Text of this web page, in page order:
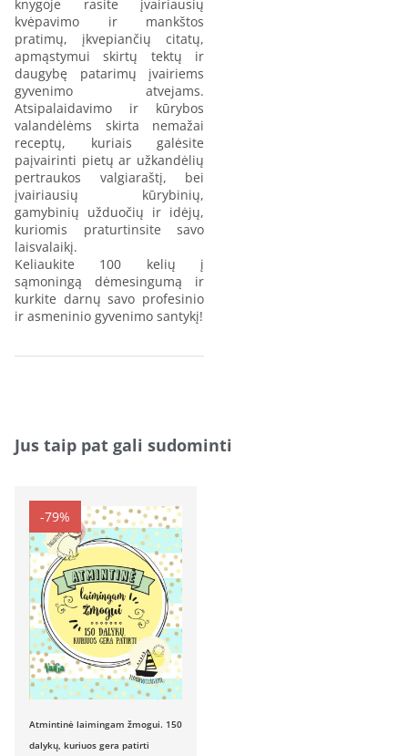
knygoje rasite įvairiausių
kvėpavimo ir mankštos
pratimų, įkvepiančių citatų,
apmąstymui skirtų tektų ir
daugybę patarimų įvairiems
gyvenimo atvejams.
Atsipalaidavimo ir kūrybos
valandėlėms skirta nemažai
receptų, kuriais galėsite
paįvairinti pietų ar užkandėlių
pertraukos valgiaraštį, bei
įvairiausių kūrybinių,
gamybinių užduočių ir idėjų,
kuriomis praturtinsite savo
laisvalaikį.
Keliaukite 100 kelių į
sąmoningą dėmesingumą ir
kurkite darnų savo profesinio
ir asmeninio gyvenimo santykį!
Jus taip pat gali sudominti
-79%
Atmintinė laimingam žmogui. 150
dalykų, kuriuos gera patirti